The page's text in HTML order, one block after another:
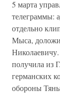
5 марта
телеграммы:
отдельно
Мыса,
получила из
германских
обороны